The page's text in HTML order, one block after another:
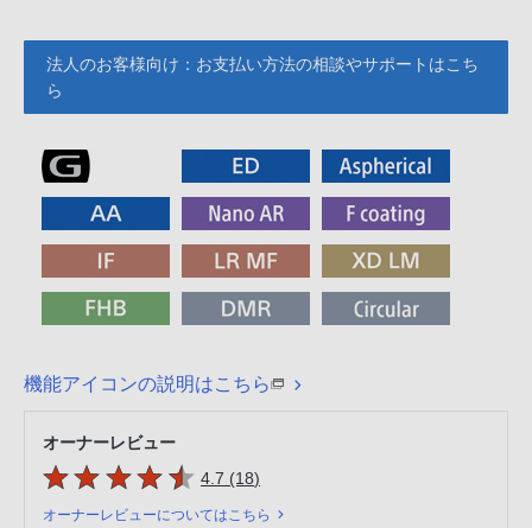
法人のお客様向け：お支払い方法の相談やサポートはこち
ら
機能アイコンの説明はこちら
オーナーレビュー
5つの星のうち
4.7 (18件のレビュー
)
オーナーレビューについてはこちら